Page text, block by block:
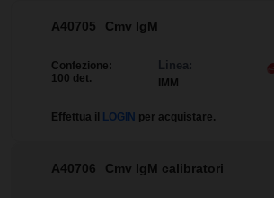
A40705 Cmv IgM
Confezione:
100 det.
Linea:
IMM
Effettua il LOGIN per acquistare.
A40706 Cmv IgM calibratori